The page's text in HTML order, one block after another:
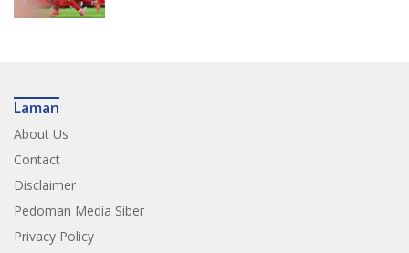
Laman
About Us
Contact
Disclaimer
Pedoman Media Siber
Privacy Policy